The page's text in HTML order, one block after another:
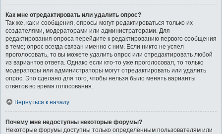
Как мне отредактировать или удалить опрос?
Так же, как и сообщения, опросы могут редактироваться только их
создателями, модераторами или администраторами. Для
редактирования опроса перейдите к редактированию первого сообщения
в теме; опрос всегда связан именно с ним. Если никто не успел
проголосовать, то вы можете удалить опрос или отредактировать любой
из вариантов ответа. Однако если кто-то уже проголосовал, то только
модераторы или администраторы могут отредактировать или удалить
опрос. Это сделано для того, чтобы нельзя было менять варианты
ответов во время голосования.
Вернуться к началу
Почему мне недоступны некоторые форумы?
Некоторые форумы доступны только определённым пользователям или